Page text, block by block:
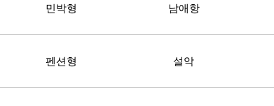
민박형 남애항
펜션형 설악